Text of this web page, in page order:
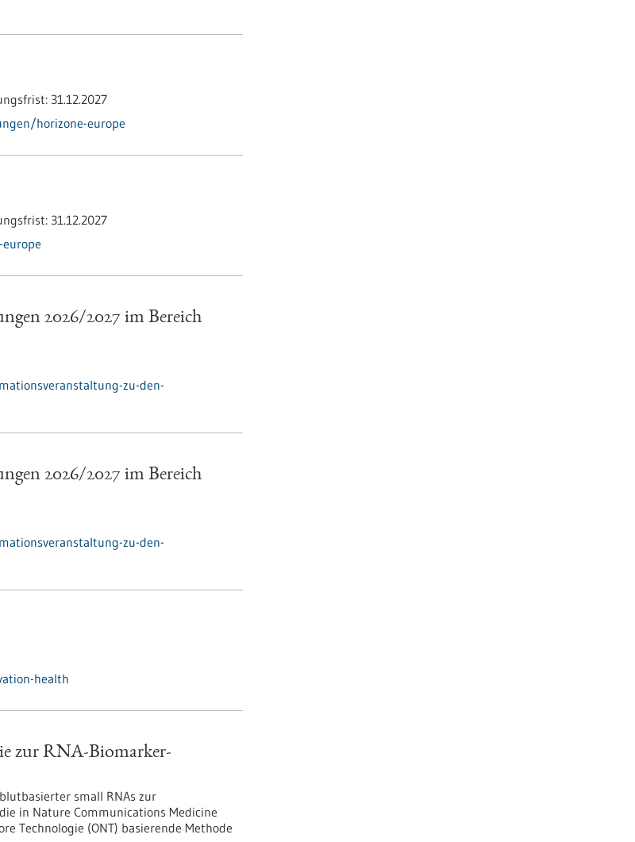
31.12.2027
horizone-europe
31.12.2027
2026/2027 im Bereich
zu-den-
2026/2027 im Bereich
zu-den-
health
zur RNA-Biomarker-
small RNAs zur
in Nature Communications Medicine
Technologie (ONT) basierende Methode